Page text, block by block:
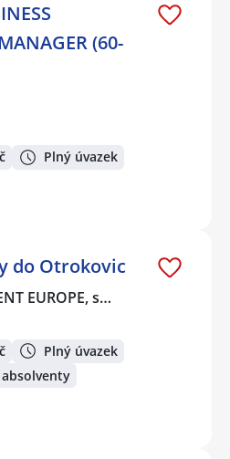
(60-
Plný úvazek
do Otrokovic
EUROPE, s…
Plný úvazek